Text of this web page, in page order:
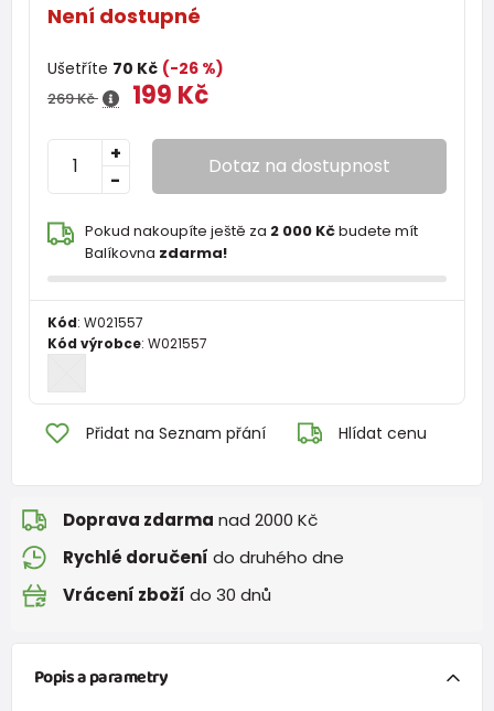
Není dostupné
Ušetříte 70 Kč (-26 %)
269 Kč 199 Kč
-
+ Dotaz na dostupnost
Pokud nakoupíte ještě za 2 000 Kčbudete mít
Balíkovna zdarma!
Kód: W021557
Kód výrobce: W021557
Přidat na Seznam přání Hlídat cenu
Doprava zdarma nad 2000 Kč
Rychlé doručení do druhého dne
Vrácení zboží do 30 dnů
Popis a parametry